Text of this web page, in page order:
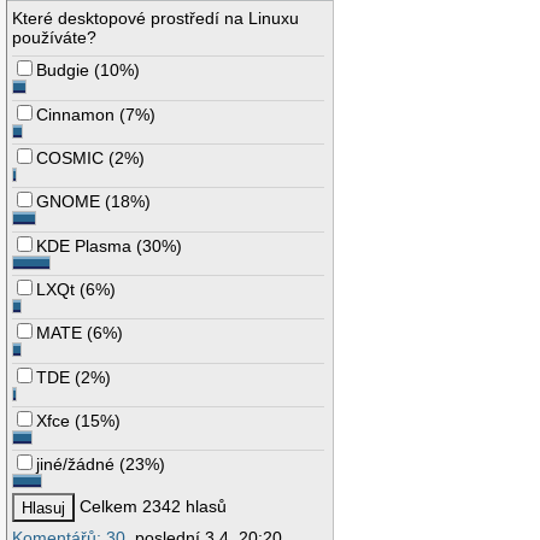
Které desktopové prostředí na Linuxu
používáte?
Budgie (10%)
Cinnamon (7%)
COSMIC (2%)
GNOME (18%)
KDE Plasma (30%)
LXQt (6%)
MATE (6%)
TDE (2%)
Xfce (15%)
jiné/žádné (23%)
Celkem 2342 hlasů